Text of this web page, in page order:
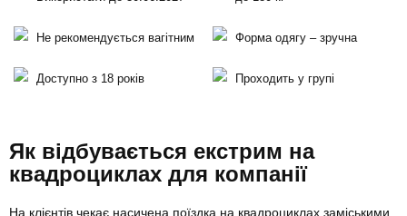
Не рекомендується вагітним Форма одягу – зручна
Доступно з 18 років Проходить у групі
Як відбувається екстрим на
квадроциклах для компанії
На клієнтів чекає насичена поїздка на квадроциклах заміськими